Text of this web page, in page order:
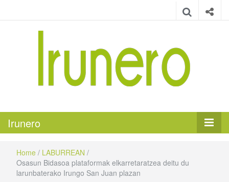
Irunero
Home / LABURREAN /
Osasun Bidasoa plataformak elkarretaratzea deitu du
larunbaterako Irungo San Juan plazan